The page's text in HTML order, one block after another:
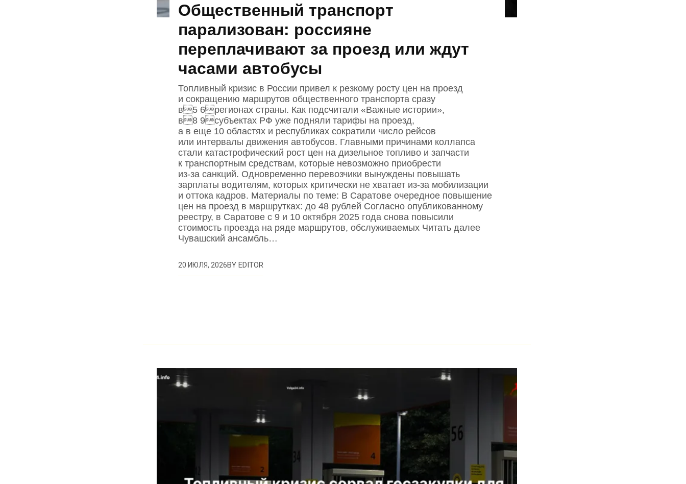
Общественный транспорт
парализован: россияне
переплачивают за проезд или ждут
часами автобусы
Топливный кризис в России привел к резкому росту цен на проезд
и сокращению маршрутов общественного транспорта сразу
в5 6регионах страны. Как подсчитали «Важные истории»,
в8 9субъектах РФ уже подняли тарифы на проезд,
а в еще 10 областях и республиках сократили число рейсов
или интервалы движения автобусов. Главными причинами коллапса
стали катастрофический рост цен на дизельное топливо и запчасти
к транспортным средствам, которые невозможно приобрести
из‑за санкций. Одновременно перевозчики вынуждены повышать
зарплаты водителям, которых критически не хватает из‑за мобилизации
и оттока кадров. Материалы по теме: В Саратове очередное повышение
цен на проезд в маршрутках: до 48 рублей Согласно опубликованному
реестру, в Саратове с 9 и 10 октября 2025 года снова повысили
стоимость проезда на ряде маршрутов, обслуживаемых Читать далее
Чувашский ансамбль…
20 ИЮЛЯ, 2026BY EDITOR